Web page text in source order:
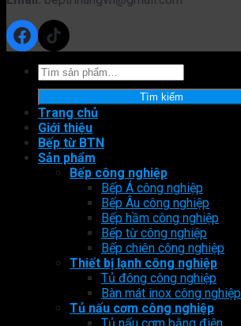
Facebook
TikTok
Tìm
kiếm:
Tìm kiếm
Trang chủ
Giới thiệu
Bếp từ BTN
Sản phẩm
Bếp công nghiệp
Bếp Á công nghiệp
Bếp Âu công nghiệp
Bếp hầm công nghiệp
Bếp từ công nghiệp
Bếp chiên công nghiệp
Thiết bị lạnh công nghiệp
Tủ đông công nghiệp
Bàn mát inox công nghiệp
Tủ nấu cơm công nghiệp
Tủ nấu cơm bằng điện